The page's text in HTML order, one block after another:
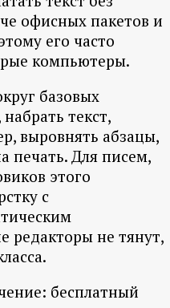
офисных пакетов и
его часто
компьютеры.
базовых
текст,
выровнять абзацы,
печать. Для писем,
этого
с
редакторы не тянут,
бесплатный